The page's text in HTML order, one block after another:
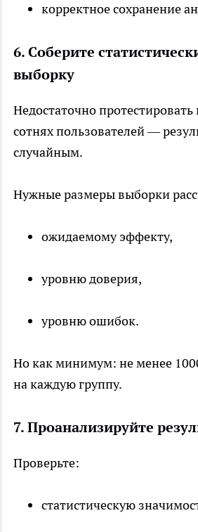
корректное сохранение
6. Соберите
выборку
Недостаточно протестировать
сотнях пользователей —
случайным.
Нужные размеры выборки
ожидаемому эффекту,
уровню доверия,
уровню ошибок.
Но как минимум: не менее
на каждую группу.
7. Проанализируйте
Проверьте:
статистическую